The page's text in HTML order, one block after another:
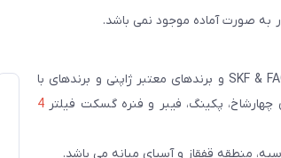
به صورت آماده موجود نمی باشد.
عامل فروش انواع بلبرینگ با مارکهای تجاری SKF & FAG و برندهای معتبر ژاپنی و برندهای با
پکینگ، فیبر و فنره گسکت فیلتر 4
منطقه قفقاز و آسیای میانه می باشد.